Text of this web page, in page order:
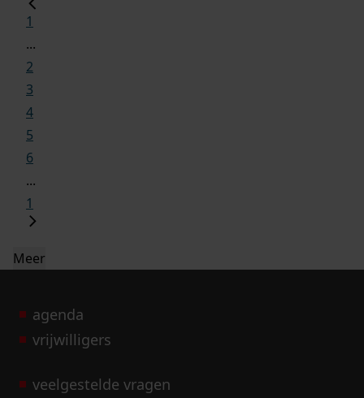
1
...
2
3
4
5
6
...
1
Meer
agenda
vrijwilligers
veelgestelde vragen